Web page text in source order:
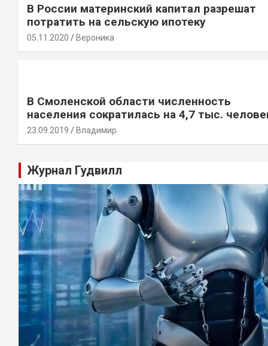
В России материнский капитал разрешат
потратить на сельскую ипотеку
05.11.2020 Вероника
В Смоленской области численность
населения сократилась на 4,7 тыс.
23.09.2019 Владимир
Журнал Гудвилл